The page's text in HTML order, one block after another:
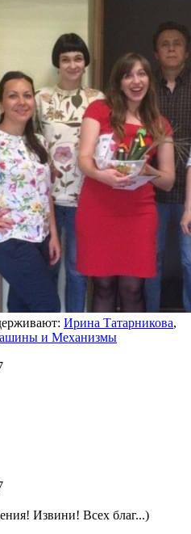
Ирина Татарникова,
и Механизмы
Извини! Всех благ...)